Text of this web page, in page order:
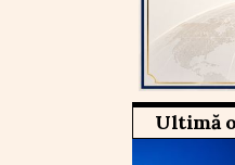
Ultimă